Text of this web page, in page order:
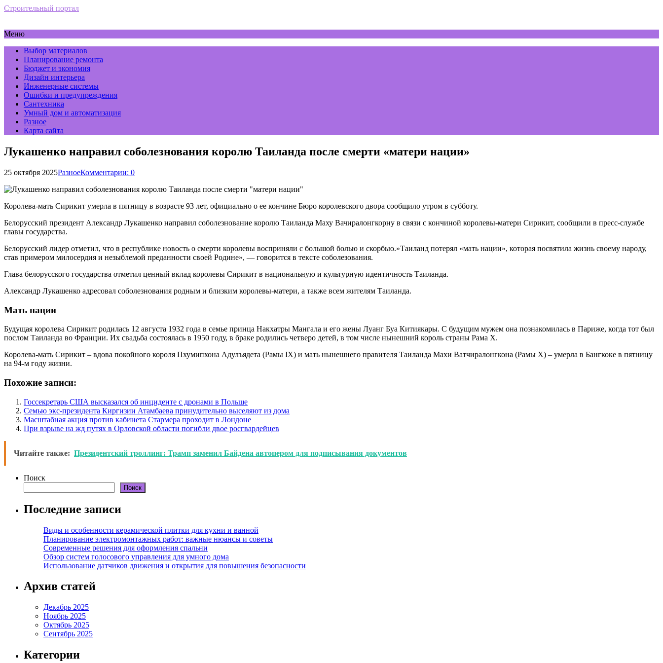
Строительный портал
Меню
Выбор материалов
Планирование ремонта
Бюджет и экономия
Дизайн интерьера
Инженерные системы
Ошибки и предупреждения
Сантехника
Умный дом и автоматизация
Разное
Карта сайта
Лукашенко направил соболезнования королю Таиланда после смерти «матери нации»
25 октября 2025РазноеКомментарии: 0
Королева-мать Сирикит умерла в пятницу в возрасте 93 лет, официально о ее кончине Бюро королевского двора сообщило утром в субботу.
Белорусский президент Александр Лукашенко направил соболезнование королю Таиланда Маху Вачиралонгкорну в связи с кончиной королевы-матери Сирикит, сообщили в пресс-службе
главы государства.
Белорусский лидер отметил, что в республике новость о смерти королевы восприняли с большой болью и скорбью.»Таиланд потерял «мать нации», которая посвятила жизнь своему народу,
став примером милосердия и незыблемой преданности своей Родине», — говорится в тексте соболезования.
Глава белорусского государства отметил ценный вклад королевы Сирикит в национальную и культурную идентичность Таиланда.
Александр Лукашенко адресовал соболезнования родным и близким королевы-матери, а также всем жителям Таиланда.
Мать нации
Будущая королева Сирикит родилась 12 августа 1932 года в семье принца Накхатры Мангала и его жены Луанг Буа Китиякары. С будущим мужем она познакомилась в Париже, когда тот был
послом Таиланда во Франции. Их свадьба состоялась в 1950 году, в браке родились четверо детей, в том числе нынешний король страны Рама Х.
Королева-мать Сирикит – вдова покойного короля Пхумипхона Адулъядета (Рамы IX) и мать нынешнего правителя Таиланда Махи Ватчиралонгкона (Рамы Х) – умерла в Бангкоке в пятницу
на 94-м году жизни.
Похожие записи:
Госсекретарь США высказался об инциденте с дронами в Польше
Семью экс-президента Киргизии Атамбаева принудительно выселяют из дома
Масштабная акция против кабинета Стармера проходит в Лондоне
При взрыве на жд путях в Орловской области погибли двое росгвардейцев
Читайте также: Президентский троллинг: Трамп заменил Байдена автопером для подписывания документов
Поиск
Поиск
Последние записи
Виды и особенности керамической плитки для кухни и ванной
Планирование электромонтажных работ: важные нюансы и советы
Современные решения для оформления спальни
Обзор систем голосового управления для умного дома
Использование датчиков движения и открытия для повышения безопасности
Архив статей
Декабрь 2025
Ноябрь 2025
Октябрь 2025
Сентябрь 2025
Категории